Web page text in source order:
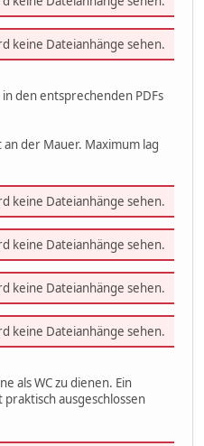
keine Dateianhänge sehen.
den entsprechenden PDFs
der Mauer. Maximum lag
keine Dateianhänge sehen.
keine Dateianhänge sehen.
keine Dateianhänge sehen.
keine Dateianhänge sehen.
als WC zu dienen. Ein
ausgeschlossen